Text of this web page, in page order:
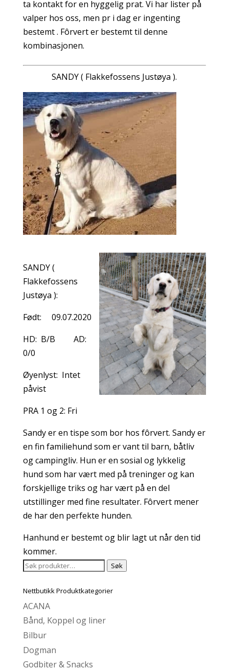
ta kontakt for en hyggelig prat. Vi har lister på
valper hos oss, men pr i dag er ingenting
bestemt . Fôrvert er bestemt til denne
kombinasjonen.
SANDY ( Flakkefossens Justøya ).
SANDY (
Flakkefossens
Justøya ):
Født: 09.07.2020
HD: B/B AD:
0/0
Øyenlyst: Intet
påvist
PRA 1 og 2: Fri
Sandy er en tispe som bor hos fôrvert. Sandy er
en fin familiehund som er vant til barn, båtliv
og campingliv. Hun er en sosial og lykkelig
hund som har vært med på treninger og kan
forskjellige triks og har vært på en del
utstillinger med fine resultater. Fôrvert mener
de har den perfekte hunden.
Hanhund er bestemt og blir lagt ut når den tid
kommer.
Søk
Søk
Nettbutikk Produktkategorier
ACANA
Bånd, Koppel og liner
Bilbur
Dogman
Godbiter & Snacks